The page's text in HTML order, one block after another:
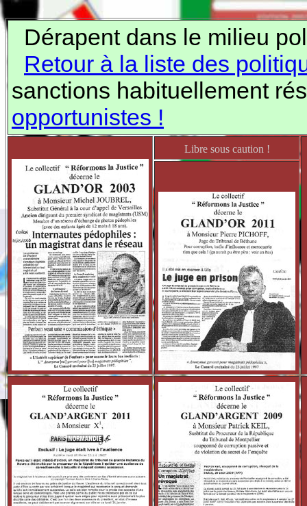
Dérapent dans le milieu
Retour à la liste des
sanctions habituellement
opportunistes !
Libre sous caution !